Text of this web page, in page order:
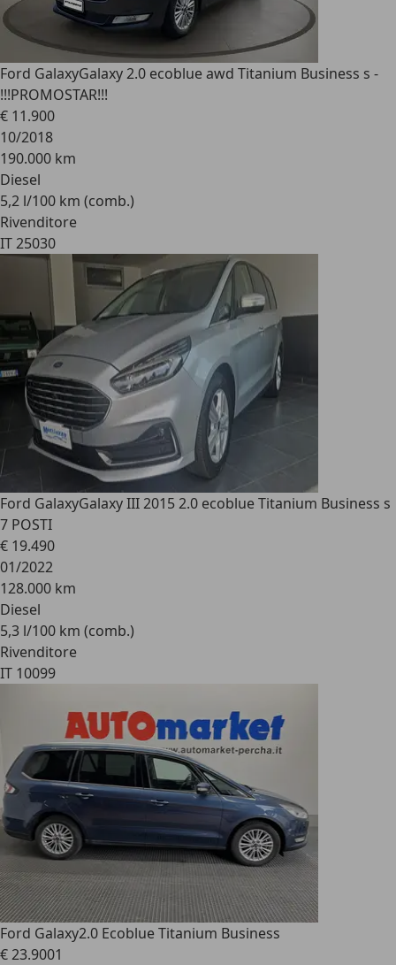
Ford GalaxyGalaxy 2.0 ecoblue awd Titanium Business s -
!!!PROMOSTAR!!!
€ 11.900
10/2018
190.000 km
Diesel
5,2 l/100 km (comb.)
Rivenditore
IT 25030
Ford GalaxyGalaxy III 2015 2.0 ecoblue Titanium Business s
7 POSTI
€ 19.490
01/2022
128.000 km
Diesel
5,3 l/100 km (comb.)
Rivenditore
IT 10099
Ford Galaxy2.0 Ecoblue Titanium Business
€ 23.9001